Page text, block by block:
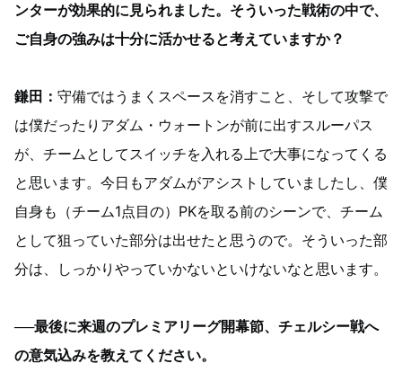
ンターが効果的に見られました。そういった戦術の中で、
ご自身の強みは十分に活かせると考えていますか？
鎌田： 守備ではうまくスペースを消すこと、そして攻撃で
は僕だったりアダム・ウォートンが前に出すスルーパス
が、チームとしてスイッチを入れる上で大事になってくる
と思います。今日もアダムがアシストしていましたし、僕
自身も（チーム1点目の）PKを取る前のシーンで、チーム
として狙っていた部分は出せたと思うので。そういった部
分は、しっかりやっていかないといけないなと思います。
──最後に来週のプレミアリーグ開幕節、チェルシー戦へ
の意気込みを教えてください。